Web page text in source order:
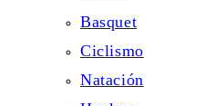
Basquet
Ciclismo
Natación